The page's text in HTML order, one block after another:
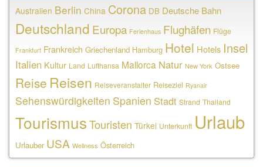
Australien Berlin China Corona DB Deutsche Bahn
Deutschland Europa Ferienhaus Flughäfen Flüge
Frankfurt Frankreich Griechenland Hamburg Hotel Hotels Insel
Italien Kultur Land Lufthansa Mallorca Natur New York Ostsee
Reise Reisen Reiseveranstalter Reiseziel Ryanair
Sehenswürdigkeiten Spanien Stadt Strand Thailand
TourismusTouristen Türkei Unterkunft Urlaub
Urlauber USA Wellness Österreich